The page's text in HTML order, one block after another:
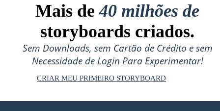
Mais de40 milhões de
storyboards criados.
Sem Downloads, sem Cartão de Crédito e sem
Necessidade de Login Para Experimentar!
CRIAR MEU PRIMEIRO STORYBOARD